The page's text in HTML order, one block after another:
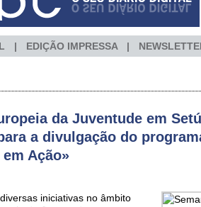
EDIÇÃO IMPRESSA
da Juventude em
a divulgação do
Ação»
iniciativas no âmbito